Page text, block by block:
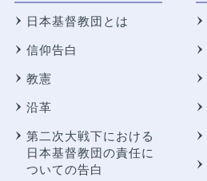
日本基督教団とは
信仰告白
教憲
沿革
第二次大戦下における
日本基督教団の責任に
ついての告白